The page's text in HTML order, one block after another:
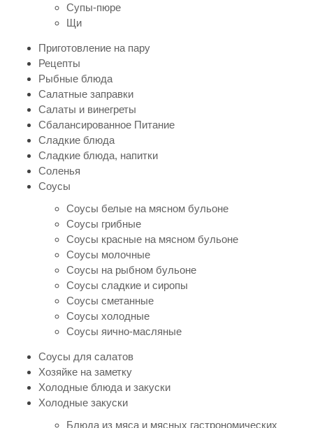
Супы-пюре
Щи
Приготовление на пару
Рецепты
Рыбные блюда
Салатные заправки
Салаты и винегреты
Сбалансированное Питание
Сладкие блюда
Сладкие блюда, напитки
Соленья
Соусы
Соусы белые на мясном бульоне
Соусы грибные
Соусы красные на мясном бульоне
Соусы молочные
Соусы на рыбном бульоне
Соусы сладкие и сиропы
Соусы сметанные
Соусы холодные
Соусы яично-масляные
Соусы для салатов
Хозяйке на заметку
Холодные блюда и закуски
Холодные закуски
Блюда из мяса и мясных гастрономических